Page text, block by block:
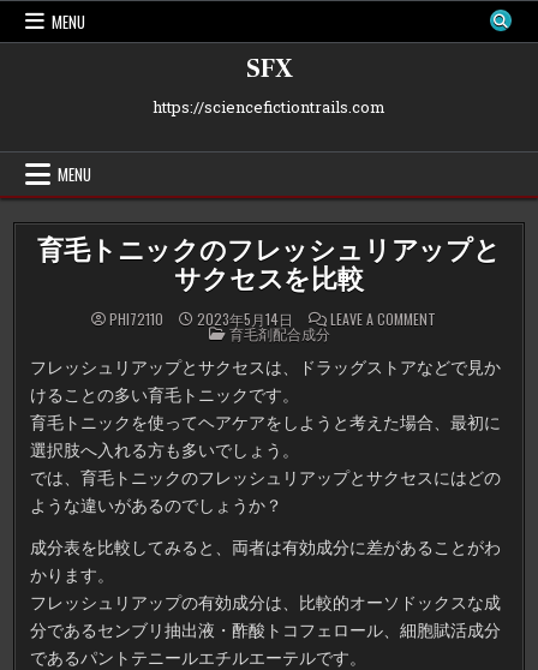
Skip
MENU
SFX
https://sciencefictiontrails.com
MENU
育毛トニックのフレッシュリアップと
サクセスを比較
PHI72110 2023年5月14日 LEAVE A COMMENTON
ト
ニ
フ
シ
ュ
プ
と
セ
ス
を
POSTED
IN
育毛剤配合成分
フレッシュリアップとサクセスは、ドラッグストアなどで見か
けることの多い育毛トニックです。
育毛トニックを使ってヘアケアをしようと考えた場合、最初に
選択肢へ入れる方も多いでしょう。
では、育毛トニックのフレッシュリアップとサクセスにはどの
ような違いがあるのでしょうか？
成分表を比較してみると、両者は有効成分に差があることがわ
かります。
フレッシュリアップの有効成分は、比較的オーソドックスな成
分であるセンブリ抽出液・酢酸トコフェロール、細胞賦活成分
であるパントテニールエチルエーテルです。